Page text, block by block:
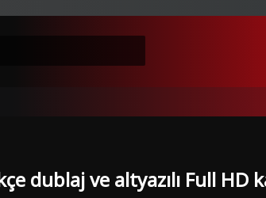
dublaj ve altyazılı Full HD